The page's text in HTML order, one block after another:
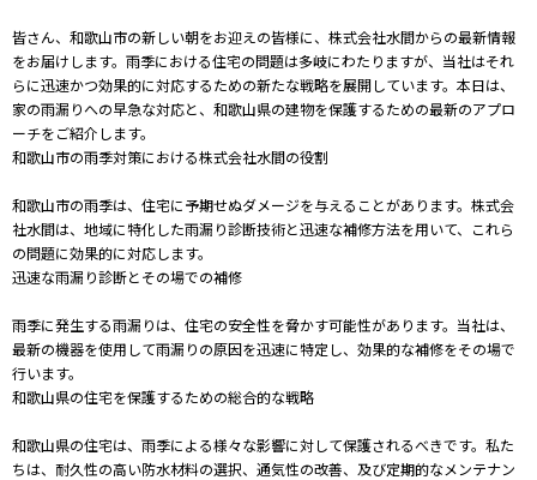
皆さん、和歌山市の新しい朝をお迎えの皆様に、株式会社水間からの最新情報
をお届けします。雨季における住宅の問題は多岐にわたりますが、当社はそれ
らに迅速かつ効果的に対応するための新たな戦略を展開しています。本日は、
家の雨漏りへの早急な対応と、和歌山県の建物を保護するための最新のアプロ
ーチをご紹介します。
和歌山市の雨季対策における株式会社水間の役割
和歌山市の雨季は、住宅に予期せぬダメージを与えることがあります。株式会
社水間は、地域に特化した雨漏り診断技術と迅速な補修方法を用いて、これら
の問題に効果的に対応します。
迅速な雨漏り診断とその場での補修
雨季に発生する雨漏りは、住宅の安全性を脅かす可能性があります。当社は、
最新の機器を使用して雨漏りの原因を迅速に特定し、効果的な補修をその場で
行います。
和歌山県の住宅を保護するための総合的な戦略
和歌山県の住宅は、雨季による様々な影響に対して保護されるべきです。私た
ちは、耐久性の高い防水材料の選択、通気性の改善、及び定期的なメンテナン